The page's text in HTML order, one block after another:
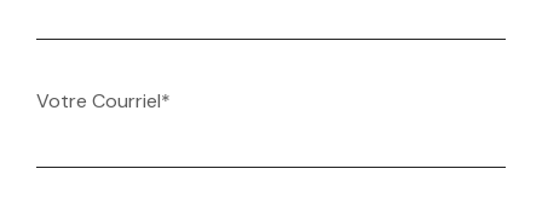
Votre Courriel*